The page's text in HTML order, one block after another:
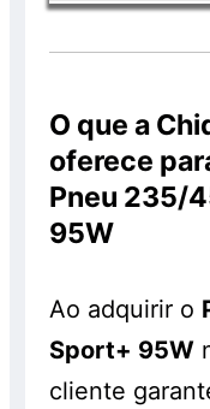
anunciados
realizem os
serão
também são
sem a
enquanto
consegue
Política de
Você
anterior.
O que a
oferece
Pneu 235/
95W
Ao adquirir o
Sport+ 95W
cliente